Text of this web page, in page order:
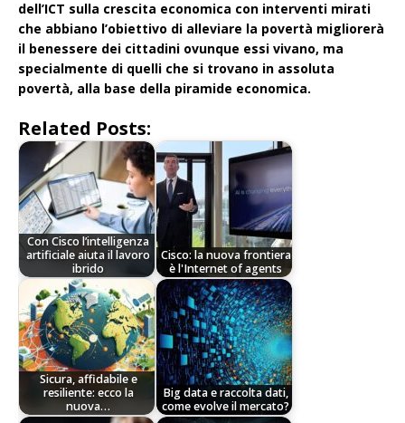
dell’ICT sulla crescita economica con interventi mirati
che abbiano l’obiettivo di alleviare la povertà migliorerà
il benessere dei cittadini ovunque essi vivano, ma
specialmente di quelli che si trovano in assoluta
povertà, alla base della piramide economica.
Related Posts:
Con Cisco l’intelligenza
artificiale aiuta il lavoro
ibrido
Cisco: la nuova frontiera
è l'Internet of agents
Sicura, affidabile e
resiliente: ecco la
nuova…
Big data e raccolta dati,
come evolve il mercato?